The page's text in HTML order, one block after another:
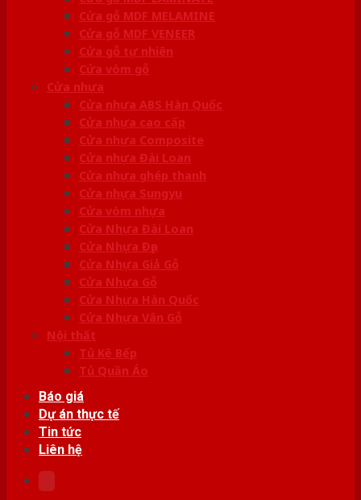
Cửa gỗ MDF MELAMINE
Cửa gỗ MDF VENEER
Cửa gỗ tự nhiên
Cửa vòm gỗ
Cửa nhựa
Cửa nhựa ABS Hàn Quốc
Cửa nhựa cao cấp
Cửa nhựa Composite
Cửa nhựa Đài Loan
Cửa nhựa ghép thanh
Cửa nhựa Sungyu
Cửa vòm nhựa
Cửa Nhựa Đài Loan
Cửa Nhựa Đẹp
Cửa Nhựa Giả Gỗ
Cửa Nhựa Gỗ
Cửa Nhựa Hàn Quốc
Cửa Nhựa Vân Gỗ
Nội thất
Tủ Kệ Bếp
Tủ Quần Áo
Báo giá
Dự án thực tế
Tin tức
Liên hệ